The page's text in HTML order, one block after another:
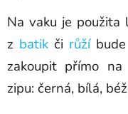
Na vaku je
z batik či růžíbude
zakoupit přímo
zipu: černá, bílá,